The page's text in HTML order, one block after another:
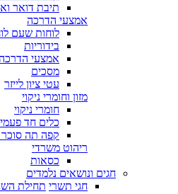
תיבת דואר
אמצעי הדרכה
לוחות שעם
בידוריות
אמצעי
מסכים
עטי ציון לייזר
מזון וחומרי ניקוי
חומרי ניקוי
כלים חד
קפה תה סוכר
ריהוט משרדי
כסאות
חגים ונושאים נלמדים
חגי תשרי תחילת